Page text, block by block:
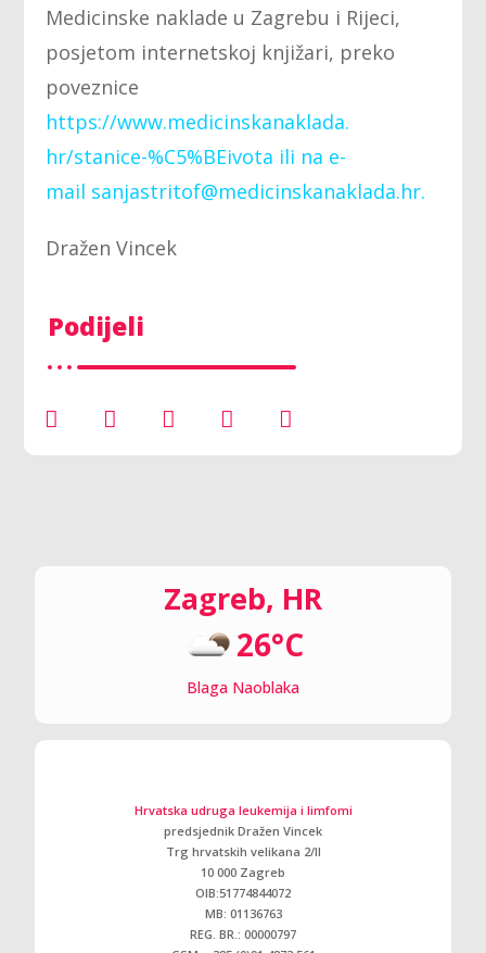
Medicinske naklade u Zagrebu i Rijeci,
posjetom internetskoj knjižari, preko
poveznice
https://www.medicinskanaklada.
hr/stanice-%C5%BEivota ili na e-
mail sanjastritof@medicinskanaklada.hr.
Dražen Vincek
Podijeli
Zagreb, HR
26°C
Blaga Naoblaka
Hrvatska udruga leukemija i limfomi
predsjednik Dražen Vincek
Trg hrvatskih velikana 2/ll
10 000 Zagreb
OIB:51774844072
MB: 01136763
REG. BR.: 00000797